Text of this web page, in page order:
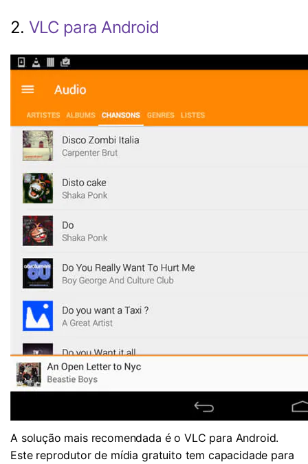
2. VLC para Android
A solução mais recomendada é o VLC para Android.
Este reprodutor de mídia gratuito tem capacidade para